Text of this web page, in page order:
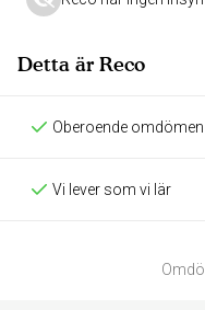
Detta är Reco
Oberoende
Vi lever som vi lär